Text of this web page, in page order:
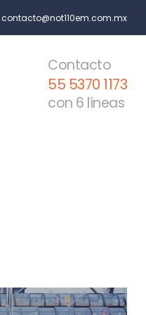
contacto@not110em.com.mx
Contacto
55 5370 1173
con 6 líneas